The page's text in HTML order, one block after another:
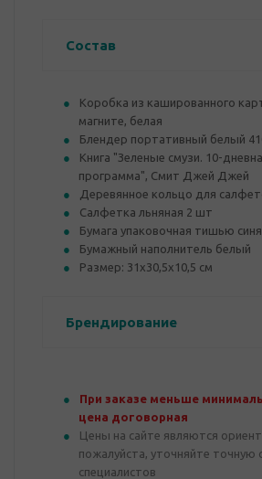
Состав
Коробка из кашированного
магните, белая
Блендер портативный белый
Книга "Зеленые смузи. 10-
программа", Смит Джей Джей
Деревянное кольцо для
Салфетка льняная 2 шт
Бумага упаковочная тишью
Бумажный наполнитель белый
Размер: 31х30,5х10,5 см
Брендирование
При заказе меньше
цена договорная
Цены на сайте являются
пожалуйста, уточняйте точную
специалистов